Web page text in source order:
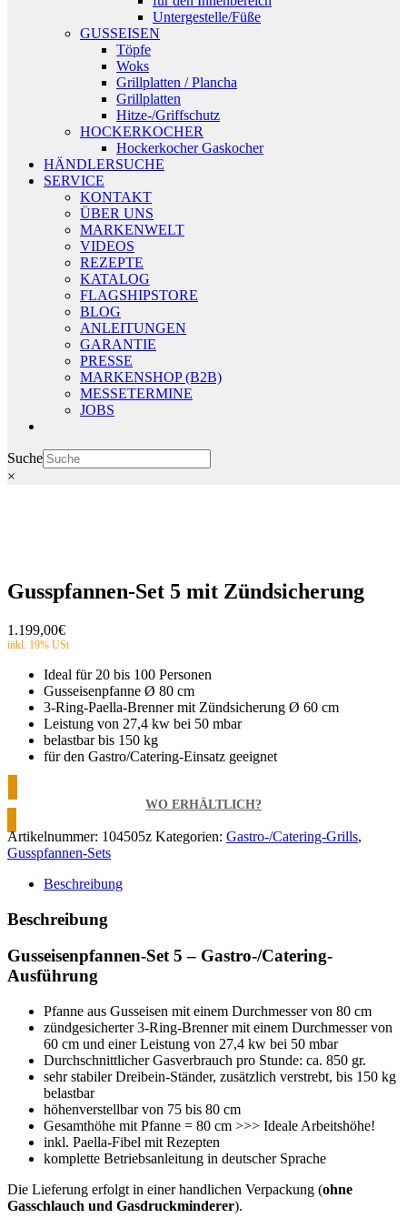
Untergestelle/Füße
GUSSEISEN
Töpfe
Woks
Grillplatten / Plancha
Grillplatten
Hitze-/Griffschutz
HOCKERKOCHER
Hockerkocher Gaskocher
HÄNDLERSUCHE
SERVICE
KONTAKT
ÜBER UNS
MARKENWELT
VIDEOS
REZEPTE
KATALOG
FLAGSHIPSTORE
BLOG
ANLEITUNGEN
GARANTIE
PRESSE
MARKENSHOP (B2B)
MESSETERMINE
JOBS
Suche
×
Gusspfannen-Set 5 mit Zündsicherung
1.199,00€
Ideal für 20 bis 100 Personen
Gusseisenpfanne Ø 80 cm
3-Ring-Paella-Brenner mit Zündsicherung Ø 60 cm
Leistung von 27,4 kw bei 50 mbar
belastbar bis 150 kg
für den Gastro/Catering-Einsatz geeignet
WO ERHÄLTLICH?
Artikelnummer: 104505z Kategorien: Gastro-/Catering-Grills,
Gusspfannen-Sets
Beschreibung
Beschreibung
Gusseisenpfannen-Set 5 – Gastro-/Catering-
Ausführung
Pfanne aus Gusseisen mit einem Durchmesser von 80 cm
zündgesicherter 3-Ring-Brenner mit einem Durchmesser von
60 cm und einer Leistung von 27,4 kw bei 50 mbar
Durchschnittlicher Gasverbrauch pro Stunde: ca. 850 gr.
sehr stabiler Dreibein-Ständer, zusätzlich verstrebt, bis 150 kg
belastbar
höhenverstellbar von 75 bis 80 cm
Gesamthöhe mit Pfanne = 80 cm >>> Ideale Arbeitshöhe!
inkl. Paella-Fibel mit Rezepten
komplette Betriebsanleitung in deutscher Sprache
Die Lieferung erfolgt in einer handlichen Verpackung (ohne
Gasschlauch und Gasdruckminderer).